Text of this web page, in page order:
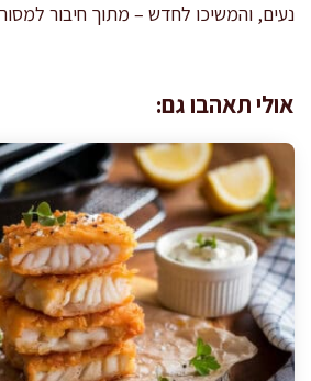
נעים, והמשיכו לחדש – מתוך חיבור
אולי תאהבו גם: